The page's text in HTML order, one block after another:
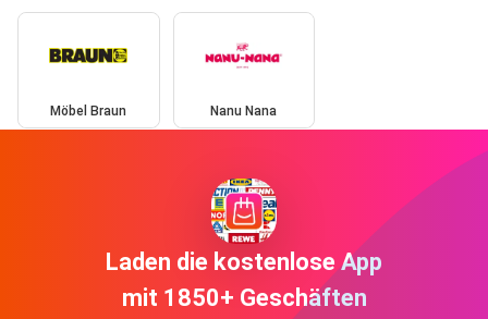
Möbel Braun Nanu Nana
Laden die kostenlose App
mit 1850+ Geschäften